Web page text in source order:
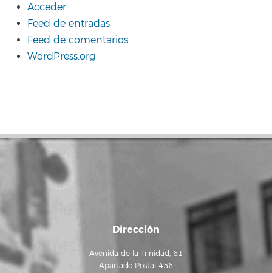
Acceder
Feed de entradas
Feed de comentarios
WordPress.org
Dirección
Avenida de la Trinidad, 61
Apartado Postal 456